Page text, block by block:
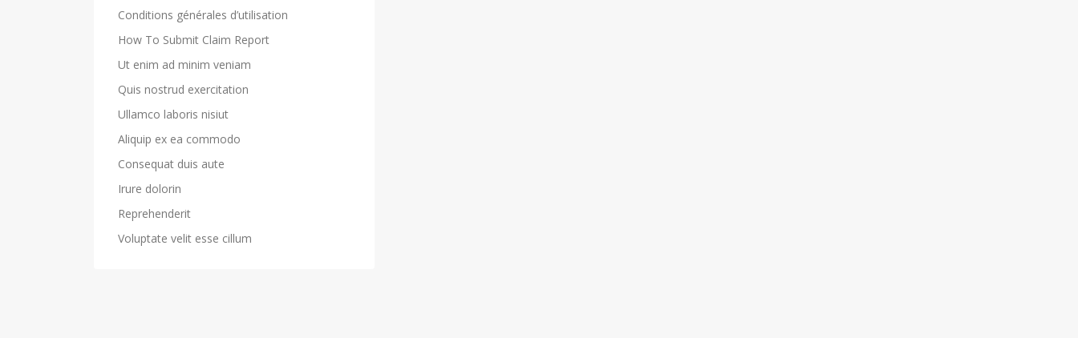
Conditions générales d’utilisation
How To Submit Claim Report
Ut enim ad minim veniam
Quis nostrud exercitation
Ullamco laboris nisiut
Aliquip ex ea commodo
Consequat duis aute
Irure dolorin
Reprehenderit
Voluptate velit esse cillum